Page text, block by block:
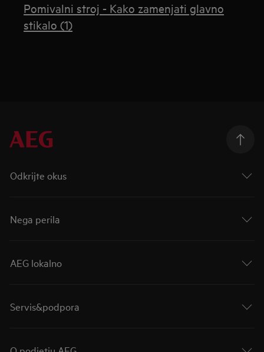
Pomivalni stroj - Kako zamenjati glavno
stikalo (1)
Odkrijte okus
Nega perila
AEG lokalno
Servis&podpora